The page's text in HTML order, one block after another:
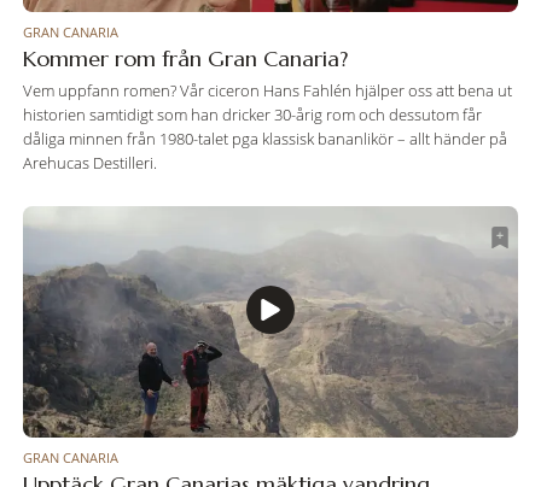
GRAN CANARIA
Kommer rom från Gran Canaria?
Vem uppfann romen? Vår ciceron Hans Fahlén hjälper oss att bena ut
historien samtidigt som han dricker 30-årig rom och dessutom får
dåliga minnen från 1980-talet pga klassisk bananlikör – allt händer på
Arehucas Destilleri.
GRAN CANARIA